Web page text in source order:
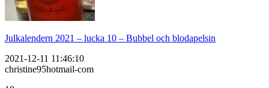
Julkalendern 2021 – lucka 10 – Bubbel och blodapelsin
2021-12-11 11:46:10
christine95hotmail-com